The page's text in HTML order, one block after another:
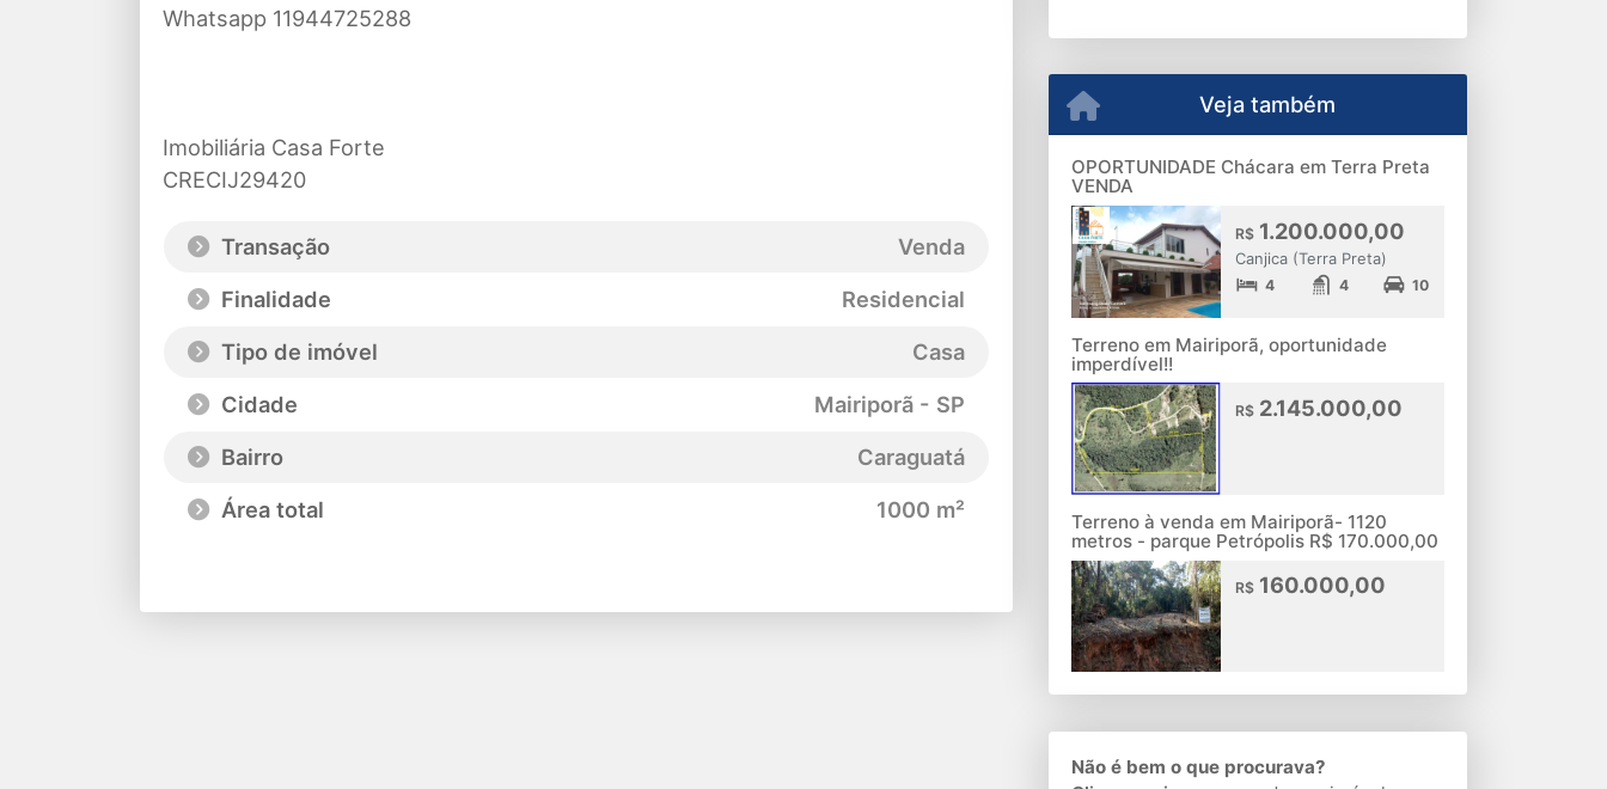
Whatsapp 11944725288
Imobiliária Casa Forte
CRECIJ29420
Transação
Venda
Finalidade
Residencial
Tipo de imóvel
Casa
Cidade
Mairiporã - SP
Bairro
Caraguatá
Área total
1000 m²
Veja também
OPORTUNIDADE Chácara em Terra Preta
VENDA
R$1.200.000,00
Canjica (Terra Preta)
4 4 10
Terreno em Mairiporã, oportunidade
imperdível!!
R$2.145.000,00
Terreno à venda em Mairiporã- 1120
metros - parque Petrópolis R$ 170.000,00
R$160.000,00
Não é bem o que procurava?